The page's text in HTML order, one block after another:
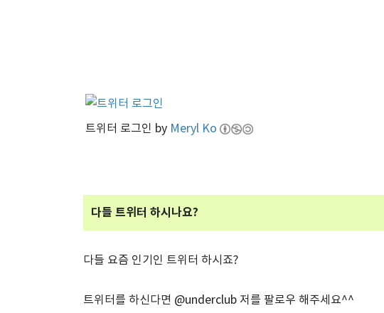
트위터 로그인 by Meryl Ko
다들 트위터 하시나요?
다들 요즘 인기인 트위터 하시죠?
트위터를 하신다면 @underclub 저를 팔로우 해주세요^^